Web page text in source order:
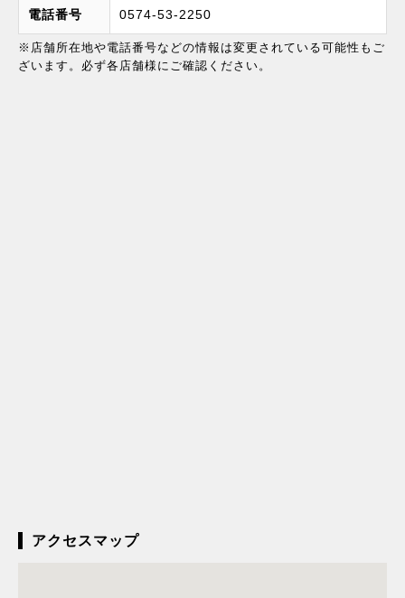
電話番号 0574-53-2250
※店舗所在地や電話番号などの情報は変更されている可能性もご
ざいます。必ず各店舗様にご確認ください。
アクセスマップ